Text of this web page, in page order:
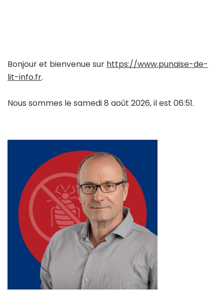
Bonjour et bienvenue sur https://www.punaise-de-
lit-info.fr.
Nous sommes le samedi 8 août 2026, il est 06:51.